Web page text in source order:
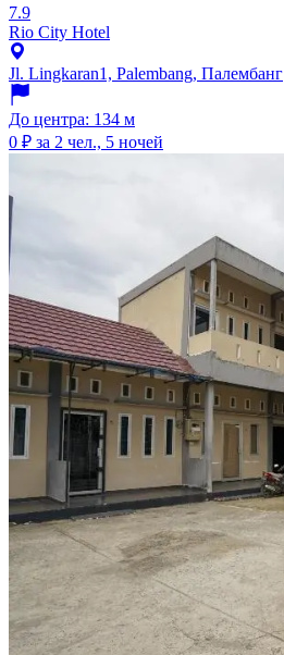
7.9
Rio City Hotel
Jl. Lingkaran1, Palembang, Палембанг
До центра: 134 м
0 ₽ за 2 чел., 5 ночей